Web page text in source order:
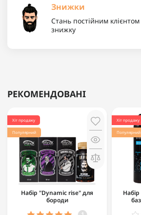
Знижки
Стань постійним
знижку
РЕКОМЕНДОВАНІ
Хіт продажу
Популярний
Набір "Dynamic rise" для
бороди
Хіт продажу
Популярний